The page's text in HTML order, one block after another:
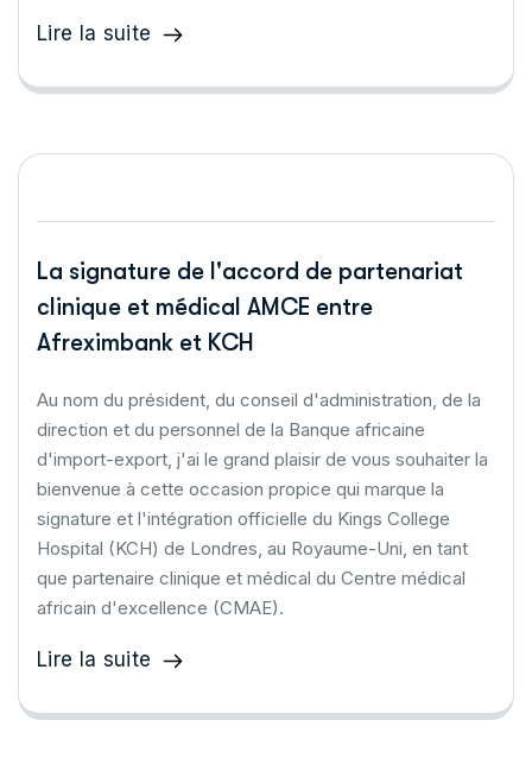
Lire la suite
La signature de l'accord de partenariat
clinique et médical AMCE entre
Afreximbank et KCH
Au nom du président, du conseil d'administration, de la
direction et du personnel de la Banque africaine
d'import-export, j'ai le grand plaisir de vous souhaiter la
bienvenue à cette occasion propice qui marque la
signature et l'intégration officielle du Kings College
Hospital (KCH) de Londres, au Royaume-Uni, en tant
que partenaire clinique et médical du Centre médical
africain d'excellence (CMAE).
Lire la suite